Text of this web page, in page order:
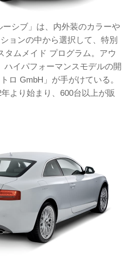
ーシブ」は、内外装のカラーや
ョンの中から選択して、特別
タムメイド プログラム。アウ
ハイパフォーマンスモデルの開
ロ GmbH」が手がけている。
より始まり、600台以上が販